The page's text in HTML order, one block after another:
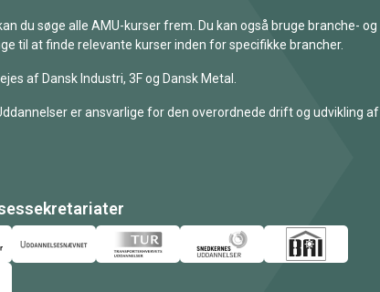
du søge alle AMU-kurser frem. Du kan også bruge branche- og
til at finde relevante kurser inden for specifikke brancher.
af Dansk Industri, 3F og Dansk Metal.
er ansvarlige for den overordnede drift og udvikling af